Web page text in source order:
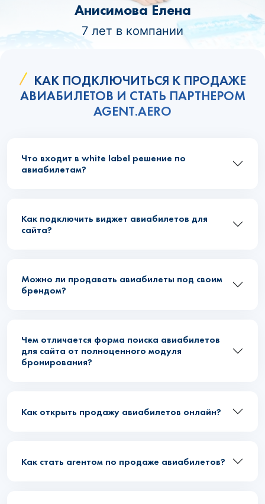
Анисимова Елена
7 лет в компании
КАК ПОДКЛЮЧИТЬСЯ К ПРОДАЖЕ
АВИАБИЛЕТОВ И СТАТЬ ПАРТНЕРОМ
AGENT.AERO
Что входит в white label решение по
авиабилетам?
Как подключить виджет авиабилетов для
сайта?
Можно ли продавать авиабилеты под своим
брендом?
Чем отличается форма поиска авиабилетов
для сайта от полноценного модуля
бронирования?
Как открыть продажу авиабилетов онлайн?
Как стать агентом по продаже авиабилетов?